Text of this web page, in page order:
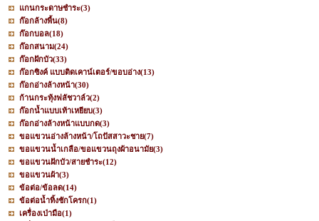
แกนกระดาษชำระ(3)
ก๊อกล้างพื้น(8)
ก๊อกบอล(18)
ก๊อกสนาม(24)
ก๊อกฝักบัว(33)
ก๊อกซิงค์ แบบติดเคาน์เตอร์/ขอบอ่าง(13)
ก๊อกอ่างล้างหน้า(30)
ก้านกระทุ้งฟลัชวาล์ว(2)
ก๊อกน้ำแบบเท้าเหยียบ(3)
ก๊อกอ่างล้างหน้าแบบกด(3)
ขอแขวนอ่างล้างหน้า/โถปัสสาวะชาย(7)
ขอแขวนน้ำเกลือ/ขอแขวนถุงผ้าอนามัย(3)
ขอแขวนฝักบัว/สายชำระ(12)
ขอแขวนผ้า(3)
ข้อต่อ/ข้อลด(14)
ข้อต่อน้ำทิ้งชักโครก(1)
เครื่องเป่ามือ(1)